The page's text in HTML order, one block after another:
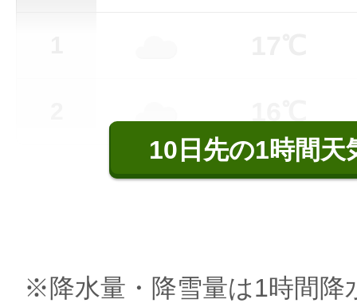
10日先の1時間天
※降水量・降雪量は1時間降